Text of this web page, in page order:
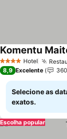
4 EstrelasHotel
Komentu
8,9 Excelente 360
Selecione as
exatos.
Escolha popular